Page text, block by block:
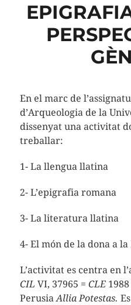
En el marc de
d’Arqueologia de la
dissenyat una activitat
treballar:
1- La llengua llatina
2- L’epigrafia romana
3- La literatura llatina
4- El món de la dona a
L’activitat es centra en
CIL VI, 37965 = CLE1988
PerusiaAllia Potestas.